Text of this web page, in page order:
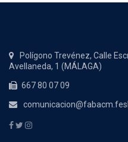
Polígono Trevénez, Calle
Avellaneda, 1 (MÁLAGA)
667 80 07 09